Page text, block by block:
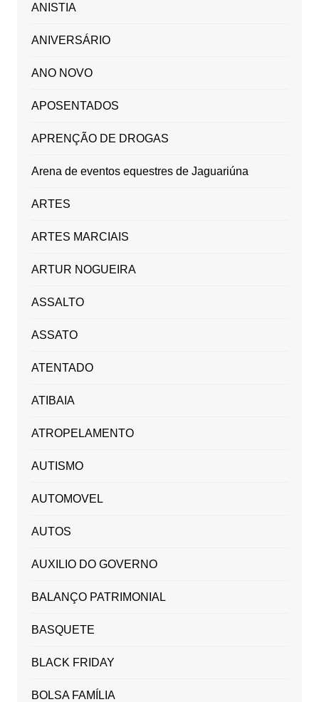
ANISTIA
ANIVERSÁRIO
ANO NOVO
APOSENTADOS
APRENÇÃO DE DROGAS
Arena de eventos equestres de Jaguariúna
ARTES
ARTES MARCIAIS
ARTUR NOGUEIRA
ASSALTO
ASSATO
ATENTADO
ATIBAIA
ATROPELAMENTO
AUTISMO
AUTOMOVEL
AUTOS
AUXILIO DO GOVERNO
BALANÇO PATRIMONIAL
BASQUETE
BLACK FRIDAY
BOLSA FAMÍLIA